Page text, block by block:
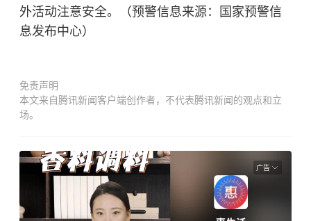
外活动注意安全。（预警信息来源：国家预警信
息发布中心）
免责声明
本文来自腾讯新闻客户端创作者，不代表腾讯新闻的观点和立
场。
广告